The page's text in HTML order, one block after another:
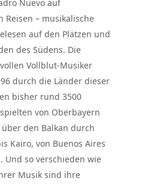
Nuevo auf
Reisen – musikalische
auf den Plätzen und
des Südens. Die
Vollblut-Musiker
durch die Länder dieser
bisher rund 3500
von Oberbayern
den Balkan durch
Kairo, von Buenos Aires
Und so verschieden wie
Musik sind ihre